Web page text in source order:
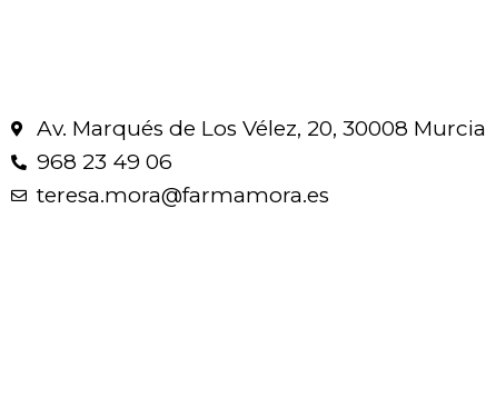
Av. Marqués de Los Vélez, 20, 30008 Murcia
968 23 49 06
teresa.mora@farmamora.es